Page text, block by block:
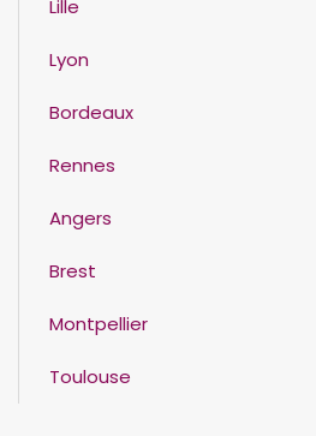
Lille
Lyon
Bordeaux
Rennes
Angers
Brest
Montpellier
Toulouse